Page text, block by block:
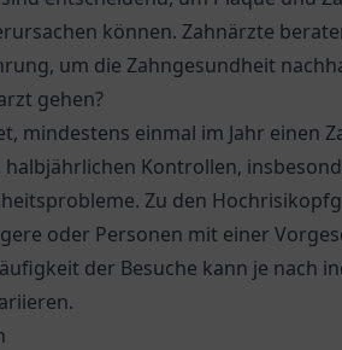
können. Zahnärzte
um die Zahngesundheit
gehen?
mindestens einmal im Jahr einen
halbjährlichen Kontrollen,
Zu den
oder Personen mit einer
der Besuche kann je nach